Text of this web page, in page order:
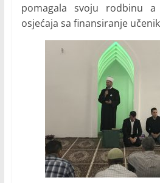
pomagala svoju rodbinu
osjećaja sa finansiranje